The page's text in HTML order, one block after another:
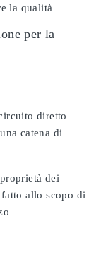
la qualità
per la
diretto
catena di
dei
allo scopo di